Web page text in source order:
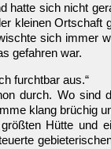
hatte sich nicht
kleinen Ortschaft
sich immer
gefahren war.
furchtbar aus.“
durch. Wo sind
klang brüchig
Hütte und